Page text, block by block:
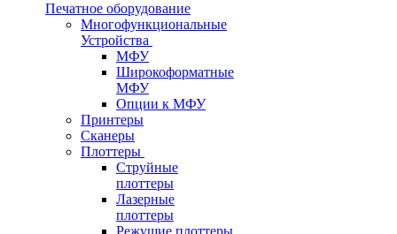
Печатное оборудование
Многофункциональные
Устройства
МФУ
Широкоформатные
МФУ
Опции к МФУ
Принтеры
Сканеры
Плоттеры
Струйные
плоттеры
Лазерные
плоттеры
Режущие плоттеры